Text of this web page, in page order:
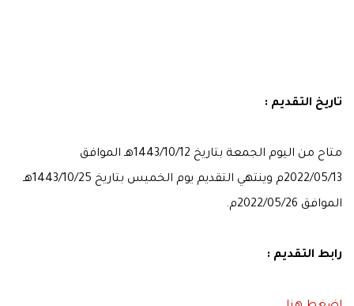
تاريخ التقديم :
متاح من اليوم الجمعة بتاريخ 1443/10/12هـ الموافق
2022/05/13م وينتهي التقديم يوم الخميس بتاريخ 1443/10/25هـ
الموافق 2022/05/26م.
رابط التقديم :